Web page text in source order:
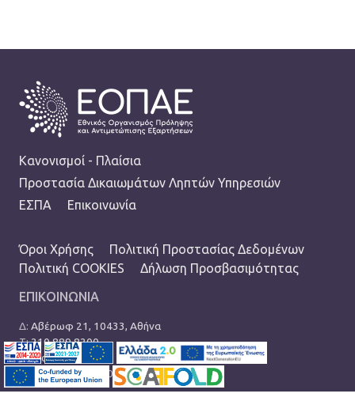
FOOTER
Κανονισμοί - Πλαίσια
Προστασία Δικαιωμάτων Ληπτών Υπηρεσιών
ΕΣΠΑ
Επικοινωνία
TERMS MENU
Όροι Χρήσης
Πολιτική Προστασίας Δεδομένων
Πολιτική COOKIES
Δήλωση Προσβασιμότητας
ΕΠΙΚΟΙΝΩΝΙΑ
Δ: Αβέρωφ 21, 10433, Αθήνα
Τ:210 889 8200
Ε:info@eopae.gr
Ωράριο: 08:00-17:00